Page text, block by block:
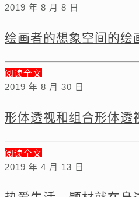
2019 年 8 月 8 日
绘画者的想象空间的绘
阅读全文
2019 年 8 月 30 日
形体透视和组合形体透
阅读全文
2019 年 4 月 13 日